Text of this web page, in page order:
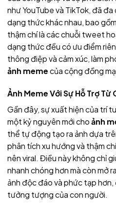
như YouTube và TikTok, đã đa
dạng thức khác nhau, bao
thậm chí là các chuỗi tweet
dạng thức đều có ưu điểm
thông điệp và cảm xúc, làm
ảnh memecủa cộng đồng
Ảnh Meme Với Sự Hỗ Trợ Từ
Gần đây, sự xuất hiện của trí
một kỷ nguyên mới choảnh
thể tự động tạo ra ảnhdựa
phân tích xu hướng và thậm
nên viral. Điều này không chỉ
nhanh chóng hơn mà còn mở
ảnh độc đáo và phức tạp hơn,
tưởng tượng của con người.